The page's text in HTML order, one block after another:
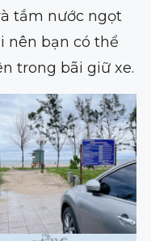
tắm nước ngọt
nên bạn có thể
trong bãi giữ xe.